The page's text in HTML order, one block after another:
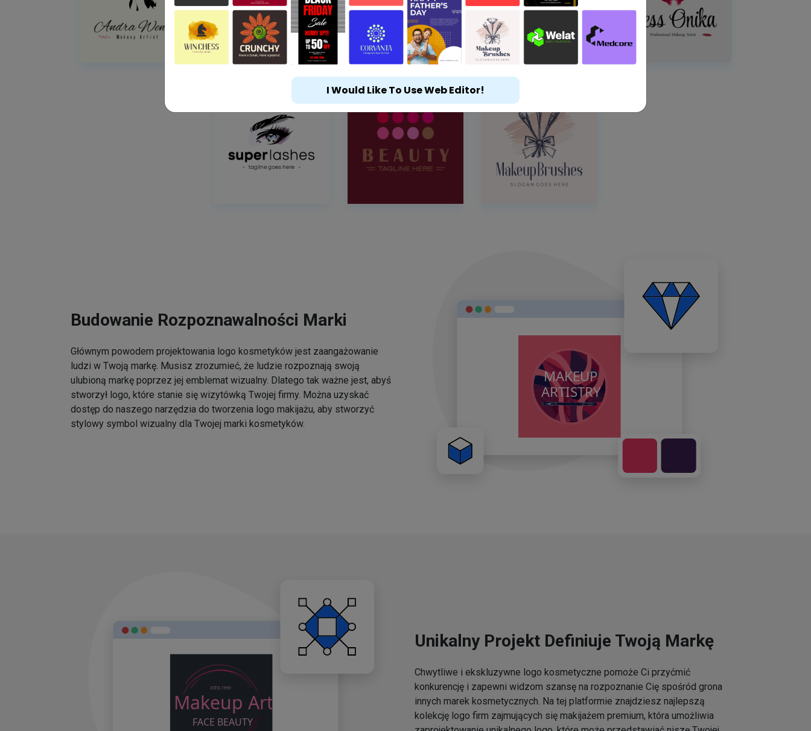
Budowanie Rozpoznawalności Marki
Głównym powodem projektowania logo kosmetyków jest zaangażowanie
ludzi w Twoją markę. Musisz zrozumieć, że ludzie rozpoznają swoją
ulubioną markę poprzez jej emblemat wizualny. Dlatego tak ważne jest, abyś
stworzył logo, które stanie się wizytówką Twojej firmy. Można uzyskać
dostęp do naszego narzędzia do tworzenia logo makijażu, aby stworzyć
stylowy symbol wizualny dla Twojej marki kosmetyków.
Unikalny Projekt Definiuje Twoją Markę
Chwytliwe i ekskluzywne logo kosmetyczne pomoże Ci przyćmić
konkurencję i zapewni widzom szansę na rozpoznanie Cię spośród grona
innych marek kosmetycznych. Na tej platformie znajdziesz najlepszą
kolekcję logo firm zajmujących się makijażem premium, która umożliwia
I Would Like To Use Web Editor!